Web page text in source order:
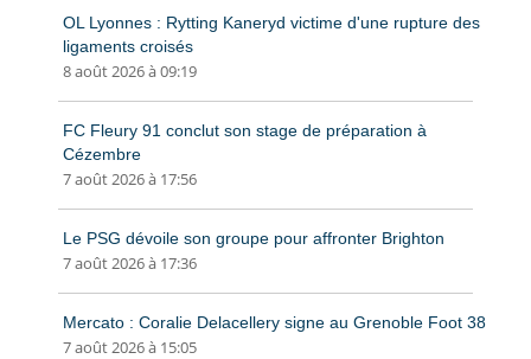
OL Lyonnes : Rytting Kaneryd victime d'une rupture des
ligaments croisés
8 août 2026 à 09:19
FC Fleury 91 conclut son stage de préparation à
Cézembre
7 août 2026 à 17:56
Le PSG dévoile son groupe pour affronter Brighton
7 août 2026 à 17:36
Mercato : Coralie Delacellery signe au Grenoble Foot 38
7 août 2026 à 15:05